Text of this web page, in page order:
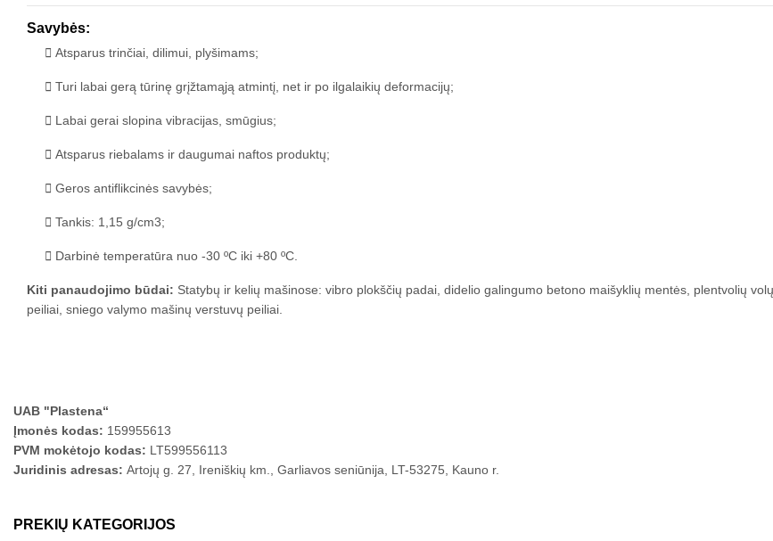
Savybės:
Atsparus trinčiai, dilimui, plyšimams;
Turi labai gerą tūrinę grįžtamąją atmintį, net ir po ilgalaikių deformacijų;
Labai gerai slopina vibracijas, smūgius;
Atsparus riebalams ir daugumai naftos produktų;
Geros antiflikcinės savybės;
Tankis: 1,15 g/cm3;
Darbinė temperatūra nuo -30 ºC iki +80 ºC.
Kiti panaudojimo būdai: Statybų ir kelių mašinose: vibro plokščių padai, didelio galingumo betono maišyklių mentės, plentvolių
peiliai, sniego valymo mašinų verstuvų peiliai.
UAB "Plastena“
Įmonės kodas: 159955613
PVM mokėtojo kodas: LT599556113
Juridinis adresas: Artojų g. 27, Ireniškių km., Garliavos seniūnija, LT-53275, Kauno r.
PREKIŲ KATEGORIJOS